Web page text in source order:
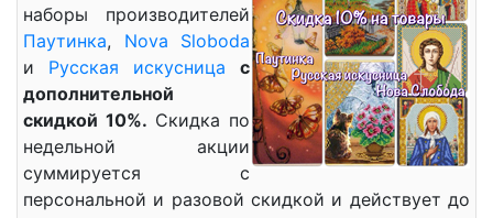
наборы производителей
Паутинка, Nova Sloboda
и Русская искусница
с
дополнительной
скидкой 10%. Скидка по
недельной акции
суммируется с
персональной и разовой скидкой и действует до